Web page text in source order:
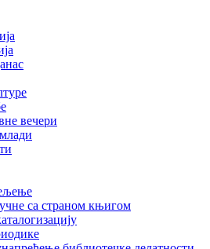
вечери
са страном књигом